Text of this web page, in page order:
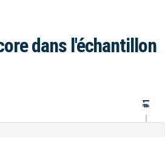
dans l'échantillon
#1